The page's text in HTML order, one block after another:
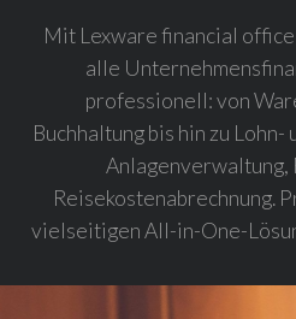
Mit Lexware financial office
alle
professionell: von
Buchhaltung bis hin zu
Anlagenverwaltung,
Reisekostenabrechnung.
vielseitigen All-in-One-